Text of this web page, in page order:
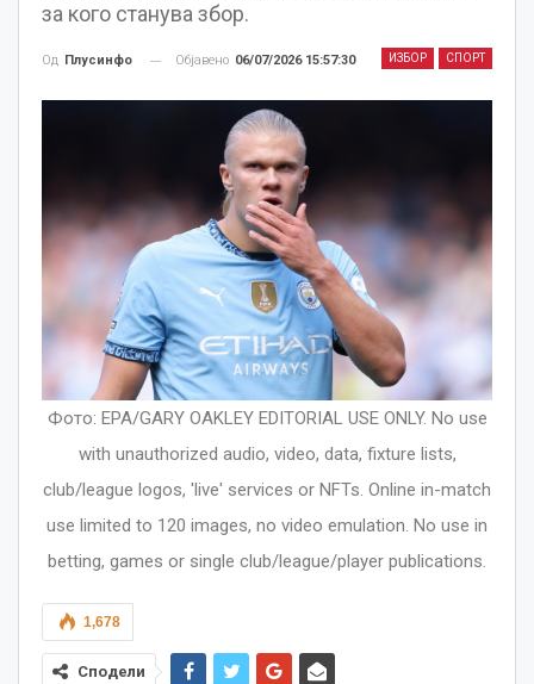
за кого станува збор.
ИЗБОР СПОРТ
Од Плусинфо Објавено 06/07/2026 15:57:30
Фото: EPA/GARY OAKLEY EDITORIAL USE ONLY. No use
with unauthorized audio, video, data, fixture lists,
club/league logos, 'live' services or NFTs. Online in-match
use limited to 120 images, no video emulation. No use in
betting, games or single club/league/player publications.
1,678
Сподели